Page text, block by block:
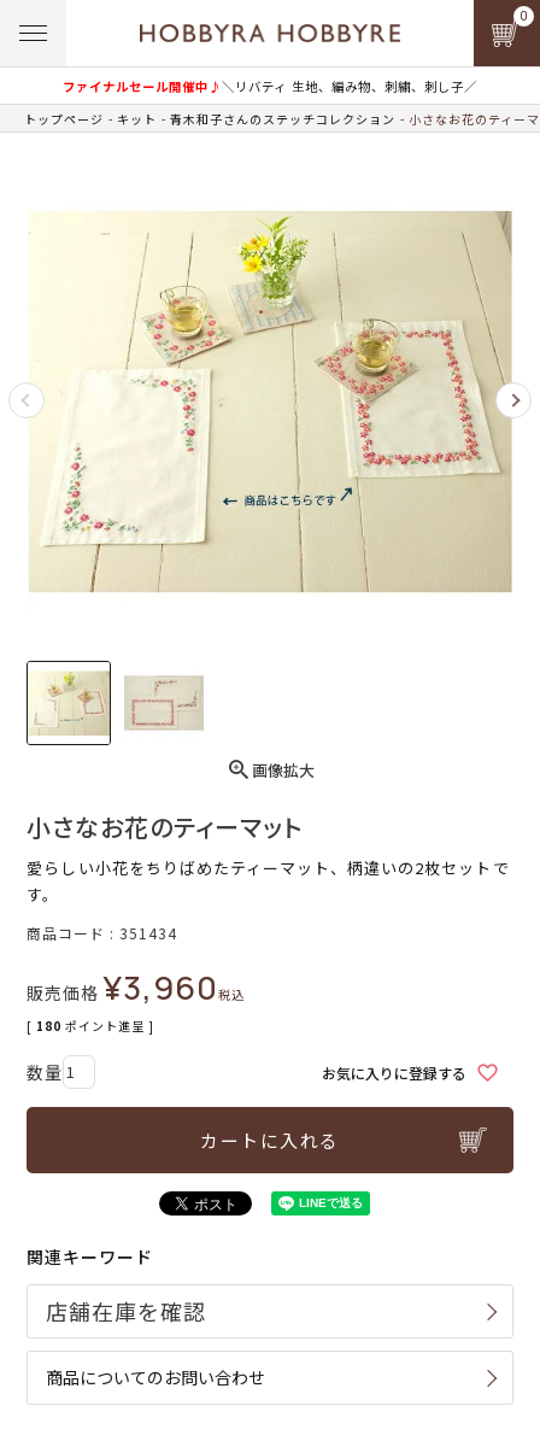
ファイナルセール開催中♪＼リバティ 生地、編み物、刺繍、刺し子／
0
トップページ キット 青木和子さんのステッチコレクション 小さなお花のティー
画像拡大
小さなお花のティーマット
愛らしい小花をちりばめたティーマット、柄違いの2枚セットで
す。
商品コード 351434
販売価格 ¥3,960税込
[ 180 ポイント進呈 ]
お気に入りに登録する
カートに入れる
関連キーワード
商品についてのお問い合わせ